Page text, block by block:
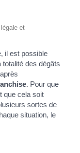
et
il est possible
des dégâts
. Pour que
que cela soit
sortes de
situation, le